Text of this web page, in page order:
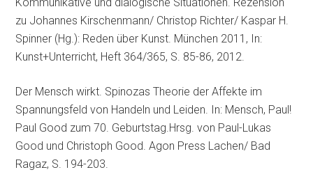
zu Johannes Kirschenmann/ Christop Richter/ Kaspar H.
Spinner (Hg.): Reden über Kunst. München 2011, In:
Kunst+Unterricht, Heft 364/365, S. 85-86, 2012.
Der Mensch wirkt. Spinozas Theorie der Affekte im
Spannungsfeld von Handeln und Leiden. In: Mensch, Paul!
Paul Good zum 70. Geburtstag.Hrsg. von Paul-Lukas
Good und Christoph Good. Agon Press Lachen/ Bad
Ragaz, S. 194-203.